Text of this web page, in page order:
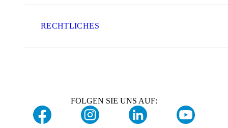
RECHTLICHES
FOLGEN SIE UNS AUF: